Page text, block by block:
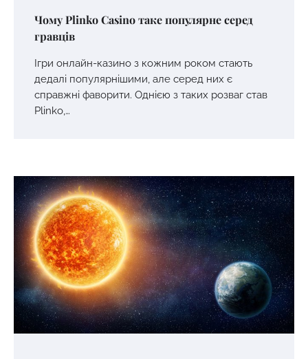
Чому Plinko Casino таке популярне серед
гравців
Ігри онлайн-казино з кожним роком стають
дедалі популярнішими, але серед них є
справжні фаворити. Однією з таких розваг став
Plinko,…